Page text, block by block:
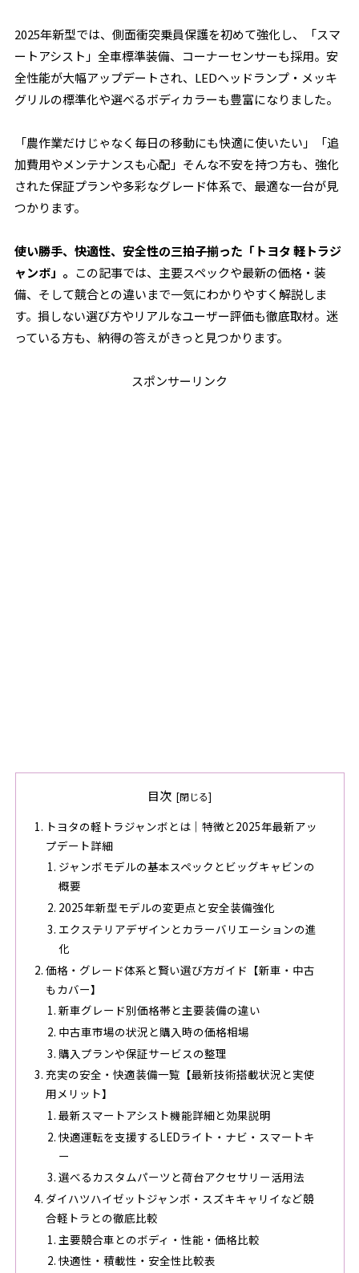
2025年新型では、側面衝突乗員保護を初めて強化し、「スマ
ートアシスト」全車標準装備、コーナーセンサーも採用。安
全性能が大幅アップデートされ、LEDヘッドランプ・メッキ
グリルの標準化や選べるボディカラーも豊富になりました。
「農作業だけじゃなく毎日の移動にも快適に使いたい」「追
加費用やメンテナンスも心配」 そんな不安を持つ方も、強化
された保証プランや多彩なグレード体系で、最適な一台が見
つかります。
使い勝手、快適性、安全性の三拍子揃った「トヨタ 軽トラジ
ャンボ」。 この記事では、主要スペックや最新の価格・装
備、そして競合との違いまで一気にわかりやすく解説しま
す。損しない選び方やリアルなユーザー評価も徹底取材。迷
っている方も、納得の答えがきっと見つかります。
スポンサーリンク
目次
トヨタの軽トラジャンボとは｜特徴と2025年最新アッ
プデート詳細
ジャンボモデルの基本スペックとビッグキャビンの
概要
2025年新型モデルの変更点と安全装備強化
エクステリアデザインとカラーバリエーションの進
化
価格・グレード体系と賢い選び方ガイド【新車・中古
もカバー】
新車グレード別価格帯と主要装備の違い
中古車市場の状況と購入時の価格相場
購入プランや保証サービスの整理
充実の安全・快適装備一覧【最新技術搭載状況と実使
用メリット】
最新スマートアシスト機能詳細と効果説明
快適運転を支援するLEDライト・ナビ・スマートキ
ー
選べるカスタムパーツと荷台アクセサリー活用法
ダイハツハイゼットジャンボ・スズキキャリイなど競
合軽トラとの徹底比較
主要競合車とのボディ・性能・価格比較
快適性・積載性・安全性比較表